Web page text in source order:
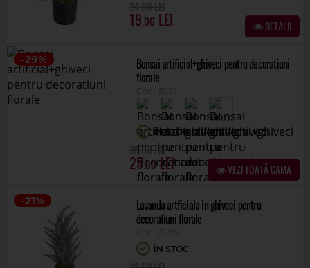
19.00 DETALII
-29%
Bonsai artificial+ghiveci pentru decoratiuni
florale
8231
ÎN STOC
35.00
25.00 VEZI TOATĂ GAMA
-21%
Lavanda artficiala in ghiveci pentru
decoratiuni florale
8206
ÎN STOC